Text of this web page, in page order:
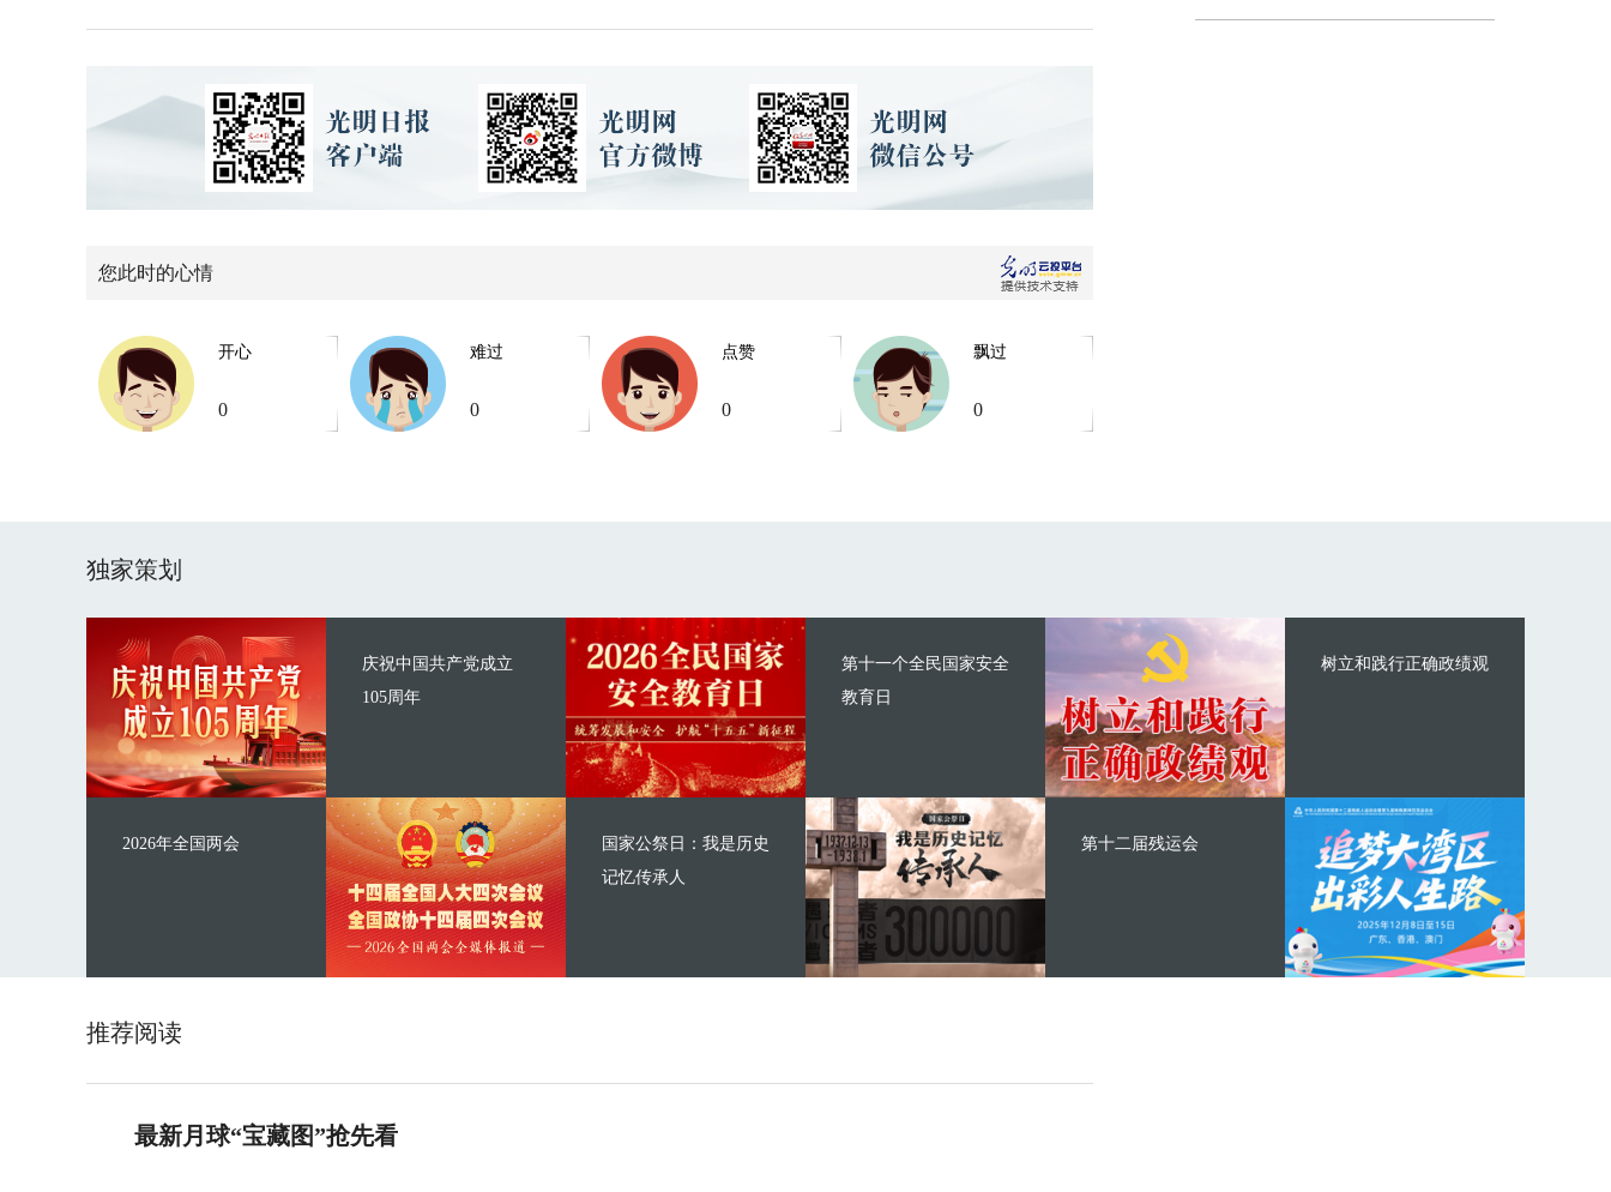
您此时的心情
开心
0
难过
0
点赞
0
飘过
0
独家策划
庆祝中国共产党成立
105周年
2026年全国两会
第十一个全民国家安全
教育日
国家公祭日：我是历史
记忆传承人
树立和践行正确政绩观
第十二届残运会
推荐阅读
最新月球“宝藏图”抢先看